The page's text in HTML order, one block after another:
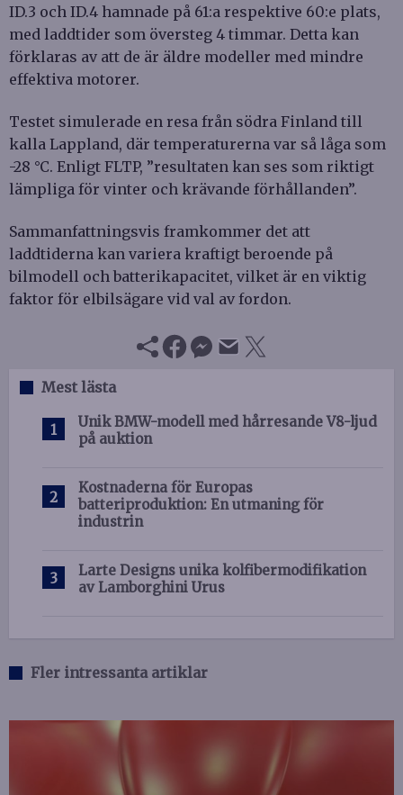
ID.3 och ID.4 hamnade på 61:a respektive 60:e plats,
med laddtider som översteg 4 timmar. Detta kan
förklaras av att de är äldre modeller med mindre
effektiva motorer.
Testet simulerade en resa från södra Finland till
kalla Lappland, där temperaturerna var så låga som
-28 °C. Enligt FLTP, ”resultaten kan ses som riktigt
lämpliga för vinter och krävande förhållanden”.
Sammanfattningsvis framkommer det att
laddtiderna kan variera kraftigt beroende på
bilmodell och batterikapacitet, vilket är en viktig
faktor för elbilsägare vid val av fordon.
Mest lästa
Unik BMW-modell med hårresande V8-ljud
på auktion
Kostnaderna för Europas
batteriproduktion: En utmaning för
industrin
Larte Designs unika kolfibermodifikation
av Lamborghini Urus
Fler intressanta artiklar